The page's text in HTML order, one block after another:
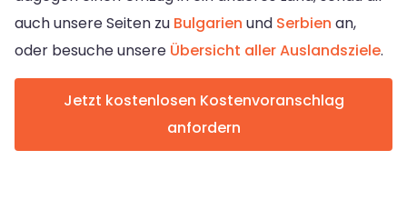
auch unsere Seiten zu Bulgarien und Serbien an,
oder besuche unsere Übersicht aller Auslandsziele.
Jetzt kostenlosen Kostenvoranschlag
anfordern